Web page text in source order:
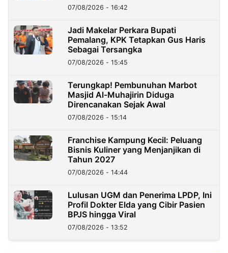
07/08/2026 - 16:42
Jadi Makelar Perkara Bupati
Pemalang, KPK Tetapkan Gus Haris
Sebagai Tersangka
07/08/2026 - 15:45
Terungkap! Pembunuhan Marbot
Masjid Al-Muhajirin Diduga
Direncanakan Sejak Awal
07/08/2026 - 15:14
Franchise Kampung Kecil: Peluang
Bisnis Kuliner yang Menjanjikan di
Tahun 2027
07/08/2026 - 14:44
Lulusan UGM dan Penerima LPDP, Ini
Profil Dokter Elda yang Cibir Pasien
BPJS hingga Viral
07/08/2026 - 13:52